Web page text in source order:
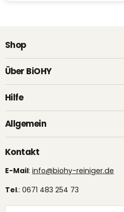
Shop
Über BiOHY
Hilfe
Allgemein
Kontakt
E-Mail: info@biohy-reiniger.de
Tel.: 0671 483 254 73